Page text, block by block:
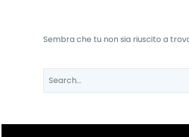
Sembra che tu non sia riuscito a